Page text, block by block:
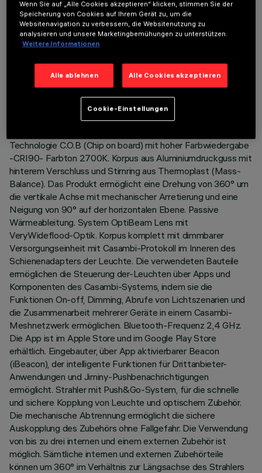
TECHNISCHE DATEN
Ausrichtbarer Strahler Ø56 mit Adapter zum Einbau an einer
Technologie C.O.B (Chip on board) mit hoher Farbwiedergabe
-CRI90- Farbton 2700K. Korpus aus Aluminiumdruckguss mit
hinterem Verschluss und Stirnring aus Thermoplast (Mass-
Balance). Das Produkt ermöglicht eine Drehung von 360° um
die vertikale Achse mit mechanischer Arretierung und eine
Neigung von 90° auf der horizontalen Ebene. Passive
Wärmeableitung. System OptiBeam Lens mit
VeryWideflood-Optik. Korpus komplett mit dimmbarer
Versorgungseinheit mit Casambi-Protokoll im Inneren des
Schienenadapters der Leuchte. Die verwendeten Bauteile
ermöglichen die Steuerung der-Leuchten über Apps und
Komponenten des Casambi-Systems, indem sie die
Funktionen On-off, Dimming, Abrufe von Lichtszenarien und
die Zusammenarbeit mehrerer Geräte in einem Casambi-
Meshnetzwerk ermöglichen. Bluetooth-Frequenz 2,4 GHz.
Die App ist im Apple Store und im Google Play Store
erhältlich. Eingebauter, über App aktivierbarer Beacon
(iBeacon), der intelligente Funktionen für Drittanbieter-
Anwendungen und Jiminy-Pushbenachrichtigungen
ermöglicht. Strahler mit Push&Go-System, für die schnelle
und sichere Kopplung von Leuchte und optischem Zubehör.
Die mechanische Abtrennung ermöglicht die sichere
Auskopplung des Zubehörs ohne Fallgefahr. Die Verwendung
von bis zu drei internen und einem externen Zubehör ist
möglich. Sämtliche internen und externen Zubehörteile
können um 360° im Verhältnis zur Längsachse des Strahlers
Wenn Sie auf „Alle Cookies akzeptieren“ klicken, stimmen Sie der
Speicherung von Cookies auf Ihrem Gerät zu, um die
Websitenavigation zu verbessern, die Websitenutzung zu
analysieren und unsere Marketingbemühungen zu unterstützen.
Weitere Informationen
Alle ablehnen Alle Cookies akzeptieren
Cookie-Einstellungen